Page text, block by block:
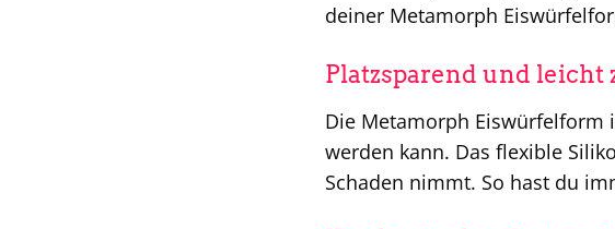
deiner Metamorph
Platzsparend und leicht
Die Metamorph Eiswürfelform
werden kann. Das flexible
Schaden nimmt. So hast du